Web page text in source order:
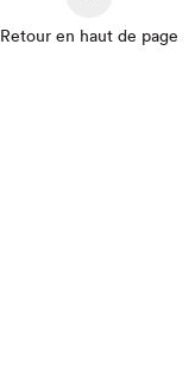
Retour en haut de page